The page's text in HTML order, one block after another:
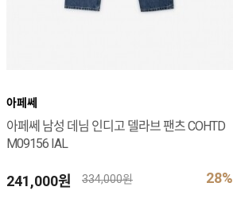
아페쎄
아페쎄 남성 데님 인디고 델라브 팬츠 COHTD
M09156 IAL
241,000원 28%
334,000원